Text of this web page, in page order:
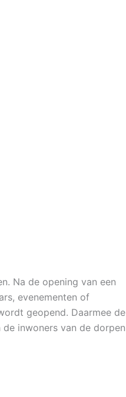
Na de opening van een
evenementen of
geopend. Daarmee de
inwoners van de dorpen